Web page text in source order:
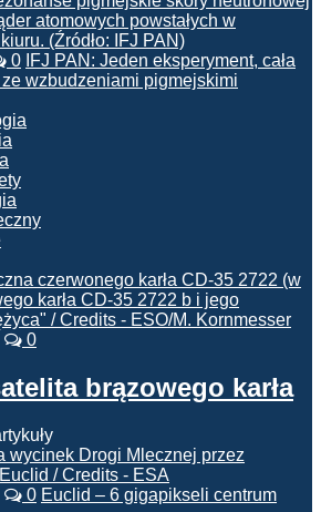
0 IFJ PAN: Jeden eksperyment, cała
wzbudzeniami pigmejskimi
0
brązowego karła
0 Euclid – 6 gigapikseli centrum